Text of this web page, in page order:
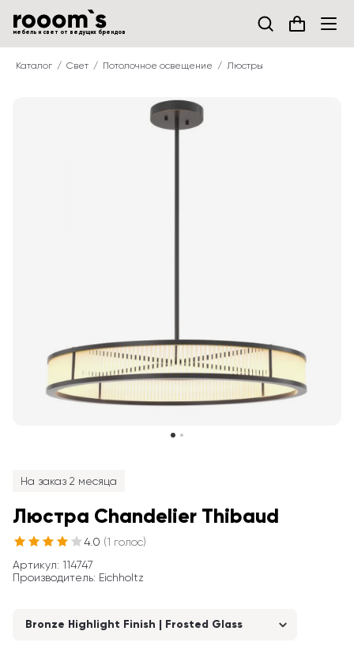
мебель и свет от ведущих брендов
Каталог Свет Потолочное освещение Люстры
На заказ 2 месяца
Люстра Chandelier Thibaud
4.0 (1 голос)
Артикул: 114747
Производитель: Eichholtz
Bronze Highlight Finish | Frosted Glass